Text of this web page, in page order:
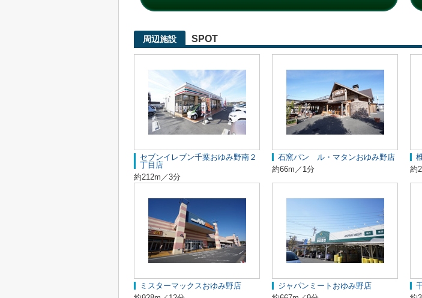
周辺施設 SPOT
セブンイレブン千葉おゆみ野南２
丁目店
約212m／3分
石窯パン ル・マタンおゆみ野店
約66m／1分
約
ミスターマックスおゆみ野店
ジャパンミートおゆみ野店